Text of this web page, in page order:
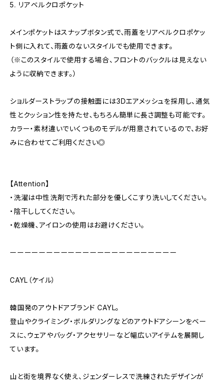
5. リアベルクロポケット
メインポケットはスナップボタン式で、雨蓋をリアベルクロポケッ
ト側に入れて、雨蓋のないスタイルでも使用できます。
（※このスタイルで使用する場合、フロントのバックルは見えない
ように収納できます。）
ショルダーストラップの接触面には3Dエアメッシュを採用し、通気
性とクッション性を持たせ、もちろん簡単に長さ調整も可能です。
カラー・素材違いでいくつものモデルが用意されているので、お好
みに合わせてご利用ください◎
【Attention】
・洗濯は中性洗剤で汚れた部分を優しくこすり洗いしてください。
・陰干ししてください。
・乾燥機、アイロンの使用はお避けください。
ーーーーーーーーーーーーーーーーーーーーーーー
CAYL（ケイル）
韓国発のアウトドアブランド CAYL。
登山やクライミング・ボルダリングなどのアウトドアシーンをベー
スに、ウェアやバッグ・アクセサリーなど幅広いアイテムを展開し
ています。
山と街を境界なく使え、ジェンダーレスで洗練されたデザインが